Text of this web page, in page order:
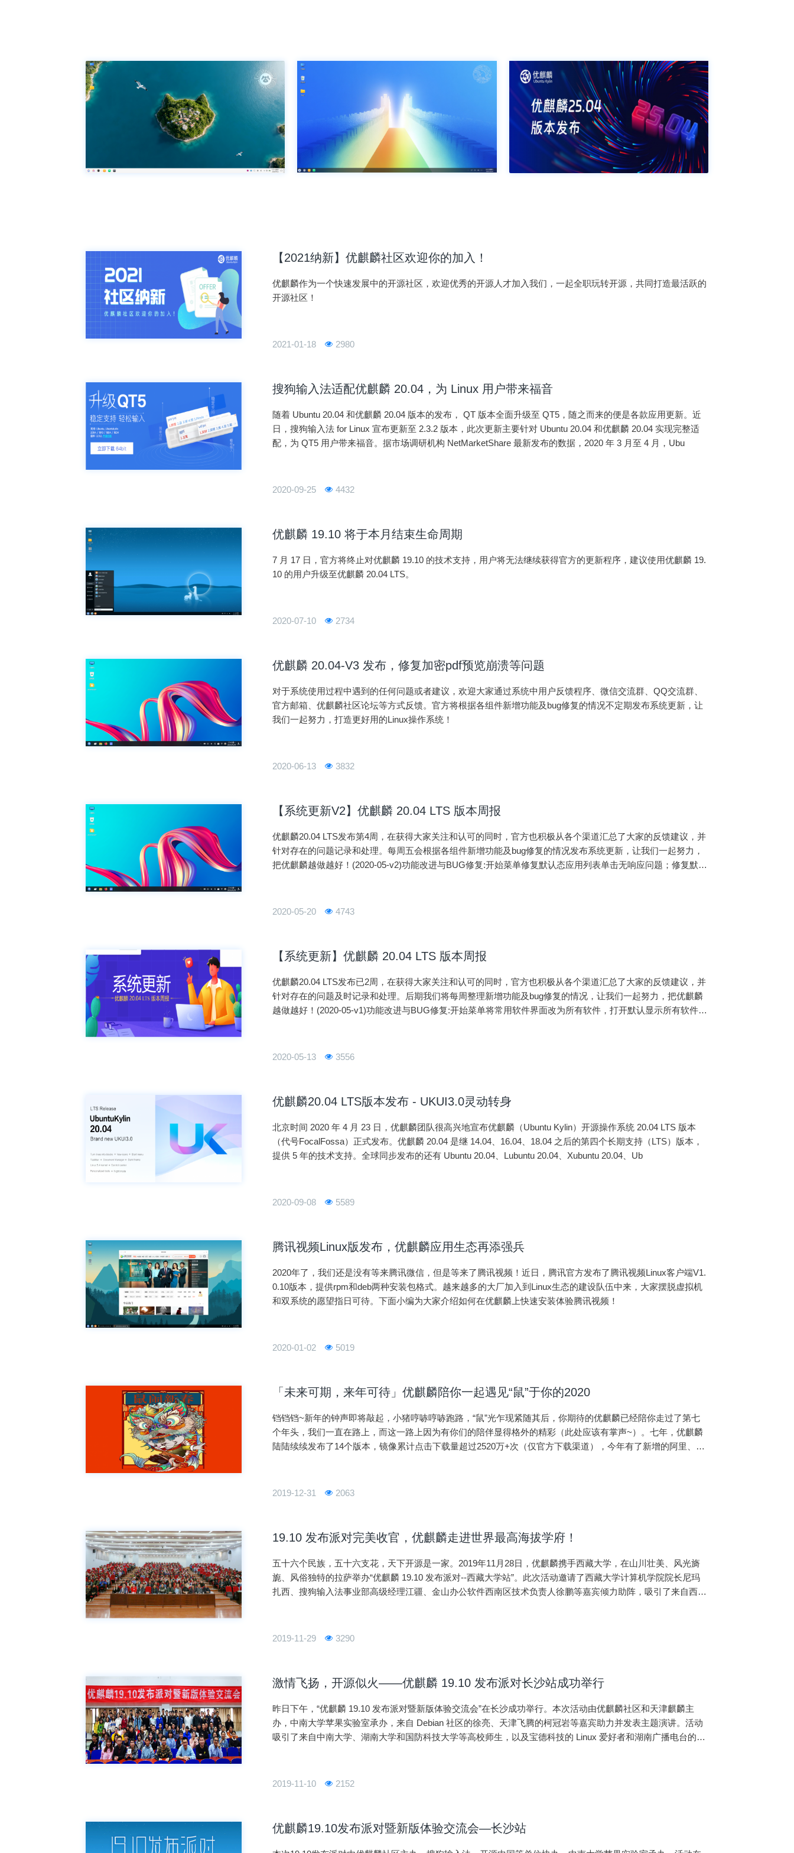
【2021纳新】优麒麟社区欢迎你的加入！
优麒麟作为一个快速发展中的开源社区，欢迎优秀的开源人才加入我们，一起全职玩转开源，共同打造最活跃的
开源社区！
2021-01-18 2980
搜狗输入法适配优麒麟 20.04，为 Linux 用户带来福音
随着 Ubuntu 20.04 和优麒麟 20.04 版本的发布， QT 版本全面升级至 QT5，随之而来的便是各款应用更新。近
日，搜狗输入法 for Linux 宣布更新至 2.3.2 版本，此次更新主要针对 Ubuntu 20.04 和优麒麟 20.04 实现完整适
配，为 QT5 用户带来福音。据市场调研机构 NetMarketShare 最新发布的数据，2020 年 3 月至 4 月，Ubu
2020-09-25 4432
优麒麟 19.10 将于本月结束生命周期
7 月 17 日，官方将终止对优麒麟 19.10 的技术支持，用户将无法继续获得官方的更新程序，建议使用优麒麟 19.
10 的用户升级至优麒麟 20.04 LTS。
2020-07-10 2734
优麒麟 20.04-V3 发布，修复加密pdf预览崩溃等问题
对于系统使用过程中遇到的任何问题或者建议，欢迎大家通过系统中用户反馈程序、微信交流群、QQ交流群、
官方邮箱、优麒麟社区论坛等方式反馈。官方将根据各组件新增功能及bug修复的情况不定期发布系统更新，让
我们一起努力，打造更好用的Linux操作系统！
2020-06-13 3832
【系统更新V2】优麒麟 20.04 LTS 版本周报
优麒麟20.04 LTS发布第4周，在获得大家关注和认可的同时，官方也积极从各个渠道汇总了大家的反馈建议，并
针对存在的问题记录和处理。每周五会根据各组件新增功能及bug修复的情况发布系统更新，让我们一起努力，
把优麒麟越做越好！(2020-05-v2)功能改进与BUG修复:开始菜单修复默认态应用列表单击无响应问题；修复默认
2020-05-20 4743
【系统更新】优麒麟 20.04 LTS 版本周报
优麒麟20.04 LTS发布已2周，在获得大家关注和认可的同时，官方也积极从各个渠道汇总了大家的反馈建议，并
针对存在的问题及时记录和处理。后期我们将每周整理新增功能及bug修复的情况，让我们一起努力，把优麒麟
越做越好！(2020-05-v1)功能改进与BUG修复:开始菜单将常用软件界面改为所有软件，打开默认显示所有软件界
2020-05-13 3556
优麒麟20.04 LTS版本发布 - UKUI3.0灵动转身
北京时间 2020 年 4 月 23 日，优麒麟团队很高兴地宣布优麒麟（Ubuntu Kylin）开源操作系统 20.04 LTS 版本
（代号FocalFossa）正式发布。优麒麟 20.04 是继 14.04、16.04、18.04 之后的第四个长期支持（LTS）版本，
提供 5 年的技术支持。全球同步发布的还有 Ubuntu 20.04、Lubuntu 20.04、Xubuntu 20.04、Ub
2020-09-08 5589
腾讯视频Linux版发布，优麒麟应用生态再添强兵
2020年了，我们还是没有等来腾讯微信，但是等来了腾讯视频！近日，腾讯官方发布了腾讯视频Linux客户端V1.
0.10版本，提供rpm和deb两种安装包格式。越来越多的大厂加入到Linux生态的建设队伍中来，大家摆脱虚拟机
和双系统的愿望指日可待。下面小编为大家介绍如何在优麒麟上快速安装体验腾讯视频！
2020-01-02 5019
「未来可期，来年可待」优麒麟陪你一起遇见“鼠”于你的2020
铛铛铛~新年的钟声即将敲起，小猪哼哧哼哧跑路，“鼠”光乍现紧随其后，你期待的优麒麟已经陪你走过了第七
个年头，我们一直在路上，而这一路上因为有你们的陪伴显得格外的精彩（此处应该有掌声~）。七年，优麒麟
陆陆续续发布了14个版本，镜像累计点击下载量超过2520万+次（仅官方下载渠道），今年有了新增的阿里、华
2019-12-31 2063
19.10 发布派对完美收官，优麒麟走进世界最高海拔学府！
五十六个民族，五十六支花，天下开源是一家。2019年11月28日，优麒麟携手西藏大学，在山川壮美、风光旖
旎、风俗独特的拉萨举办“优麒麟 19.10 发布派对--西藏大学站”。此次活动邀请了西藏大学计算机学院院长尼玛
扎西、搜狗输入法事业部高级经理江疆、金山办公软件西南区技术负责人徐鹏等嘉宾倾力助阵，吸引了来自西藏
2019-11-29 3290
激情飞扬，开源似火——优麒麟 19.10 发布派对长沙站成功举行
昨日下午，“优麒麟 19.10 发布派对暨新版体验交流会”在长沙成功举行。本次活动由优麒麟社区和天津麒麟主
办，中南大学苹果实验室承办，来自 Debian 社区的徐亮、天津飞腾的柯冠岩等嘉宾助力并发表主题演讲。活动
吸引了来自中南大学、湖南大学和国防科技大学等高校师生，以及宝德科技的 Linux 爱好者和湖南广播电台的媒
2019-11-10 2152
优麒麟19.10发布派对暨新版体验交流会—长沙站